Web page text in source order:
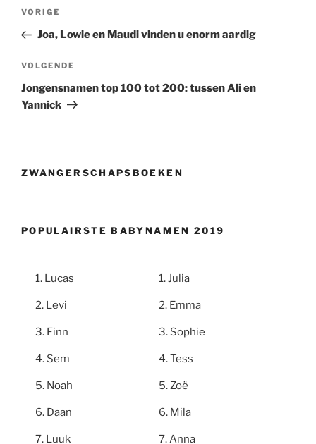
Berichtnavigatie
Vorig
bericht
VORIGE
Joa, Lowie en Maudi vinden u enorm aardig
Volgend
bericht
VOLGENDE
Jongensnamen top 100 tot 200: tussen Ali en
Yannick
ZWANGERSCHAPSBOEKEN
POPULAIRSTE BABYNAMEN 2019
Lucas
Levi
Finn
Sem
Noah
Daan
Luuk
Julia
Emma
Sophie
Tess
Zoë
Mila
Anna